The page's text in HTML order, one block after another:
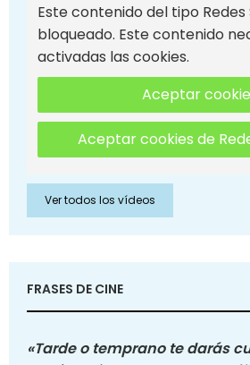
Este contenido del tipo Redes
bloqueado. Este contenido
activadas las cookies.
Aceptar
Aceptar cookies de
Ver todos los vídeos
FRASES DE CINE
«Tarde o temprano te darás